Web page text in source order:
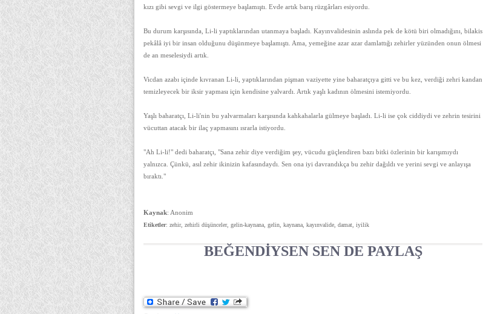
kızı gibi sevgi ve ilgi göstermeye başlamıştı. Evde artık barış rüzgârları esiyordu.
Bu durum karşısında, Li-li yaptıklarından utanmaya başladı. Kayınvalidesinin aslında pek de kötü biri olmadığını, bilakis
pekâlâ iyi bir insan olduğunu düşünmeye başlamıştı. Ama, yemeğine azar azar damlattığı zehirler yüzünden onun ölmesi
de an meselesiydi artık.
Vicdan azabı içinde kıvranan Li-li, yaptıklarından pişman vaziyette yine baharatçıya gitti ve bu kez, verdiği zehri kandan
temizleyecek bir iksir yapması için kendisine yalvardı. Artık yaşlı kadının ölmesini istemiyordu.
Yaşlı baharatçı, Li-li'nin bu yalvarmaları karşısında kahkahalarla gülmeye başladı. Li-li ise çok ciddiydi ve zehrin tesirini
vücuttan atacak bir ilaç yapmasını ısrarla istiyordu.
"Ah Li-li!" dedi baharatçı, "Sana zehir diye verdiğim şey, vücudu güçlendiren bazı bitki özlerinin bir karışımıydı
yalnızca. Çünkü, asıl zehir ikinizin kafasındaydı. Sen ona iyi davrandıkça bu zehir dağıldı ve yerini sevgi ve anlayışa
bıraktı."
Kaynak: Anonim
Etiketler: zehir, zehirli düşünceler, gelin-kaynana, gelin, kaynana, kayınvalide, damat, iyilik
BEĞENDİYSEN SEN DE PAYLAŞ